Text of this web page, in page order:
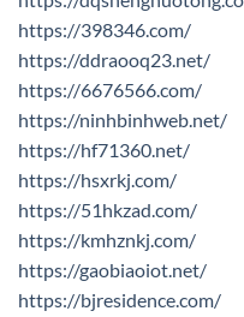
https://398346.com/
https://ddraooq23.net/
https://6676566.com/
https://ninhbinhweb.net/
https://hf71360.net/
https://hsxrkj.com/
https://51hkzad.com/
https://kmhznkj.com/
https://gaobiaoiot.net/
https://bjresidence.com/